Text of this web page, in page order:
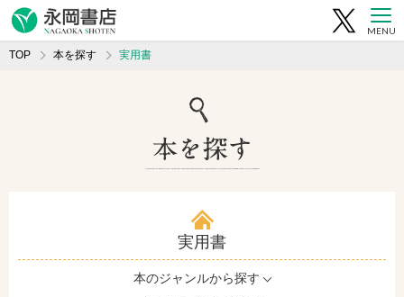
MENU
TOP 本を探す 実用書
実用書
本のジャンルから探す